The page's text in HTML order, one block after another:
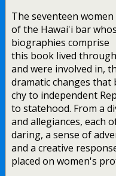
The seventeen women
of the Hawai'i bar
biographies comprise
this book lived
and were involved in,
dramatic changes
chy to independent
to statehood. From a
and allegiances, each
daring, a sense of
and a creative
placed on women's